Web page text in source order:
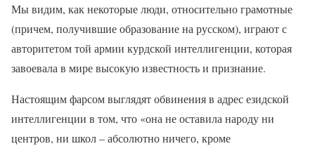
Мы видим, как некоторые люди, относительно грамотные
(причем, получившие образование на русском), играют с
авторитетом той армии курдской интеллигенции, которая
завоевала в мире высокую известность и признание.
Настоящим фарсом выглядят обвинения в адрес езидской
интеллигенции в том, что «она не оставила народу ни
центров, ни школ – абсолютно ничего, кроме